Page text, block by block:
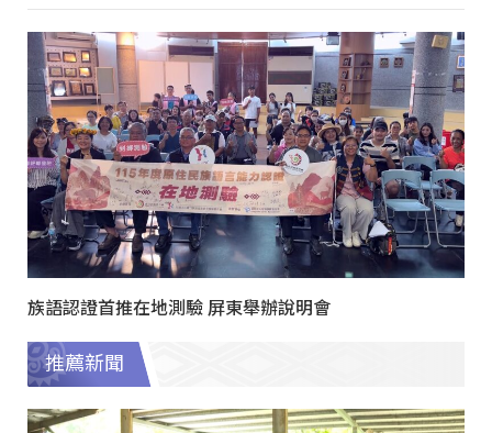
族語認證首推在地測驗 屏東舉辦說明會
推薦新聞